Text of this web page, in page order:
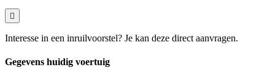
Interesse in een inruilvoorstel? Je kan deze direct aanvragen.
Gegevens huidig voertuig